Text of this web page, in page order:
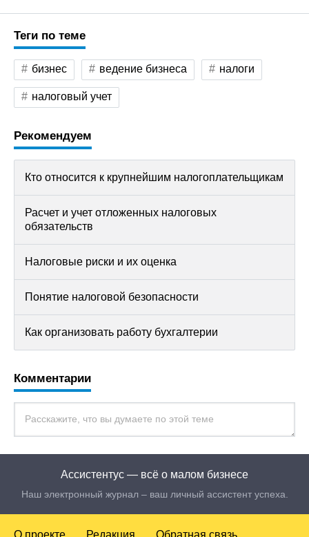
Теги по теме
бизнес ведение бизнеса налоги
налоговый учет
Рекомендуем
Кто относится к крупнейшим налогоплательщикам
Расчет и учет отложенных налоговых
обязательств
Налоговые риски и их оценка
Понятие налоговой безопасности
Как организовать работу бухгалтерии
Комментарии
Ассистентус — всё о малом бизнесе
Наш электронный журнал – ваш личный ассистент успеха.
О проекте Редакция Обратная связь